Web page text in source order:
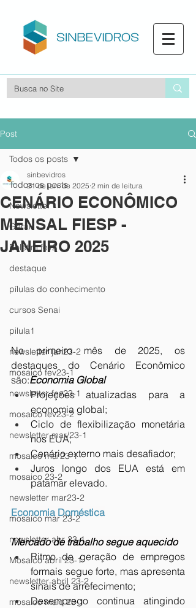
Post
Todos os posts
Newsletter
Geral
Boletim fev2
destaque
pílulas do conhecimento
cursos Senai
pilula1
newsletter jan23-2
mosaico fev23-1
newsletter fev23-1
mosaico fev23-2
newsletter mar/23-1
mosaico mar23-1
mosaico 23-2
newsletter mar23-2
mosaico mar 23-2
newsletter abr 23-1
Mosaico abril 23-1
newsletter abril 23-2
mosaico maio 23-1
Todos os posts
​CENÁRIO ECONÔMICO
MENSAL FIESP -
JANEIRO 2025
sinbevidros
21 de jan. de 2025 2 min de leitura
No primeiro mês de 2025, os
destaques do Cenário Econômico
são:Economia Global
Projeções atualizadas para a
economia global;
Ciclo de flexibilização monetária
nos EUA;
Cenário externo mais desafiador;
Juros longo dos EUA está em
patamar elevado.
Economia Doméstica
Mercado de trabalho segue aquecido
Ritmo de geração de empregos
formais segue forte, mas apresenta
sinais de arrefecimento;
Desemprego continua atingindo